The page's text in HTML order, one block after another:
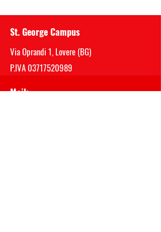
St. George Campus
Via Oprandi 1, Lovere (BG)
P.IVA 03717520989
Mail: